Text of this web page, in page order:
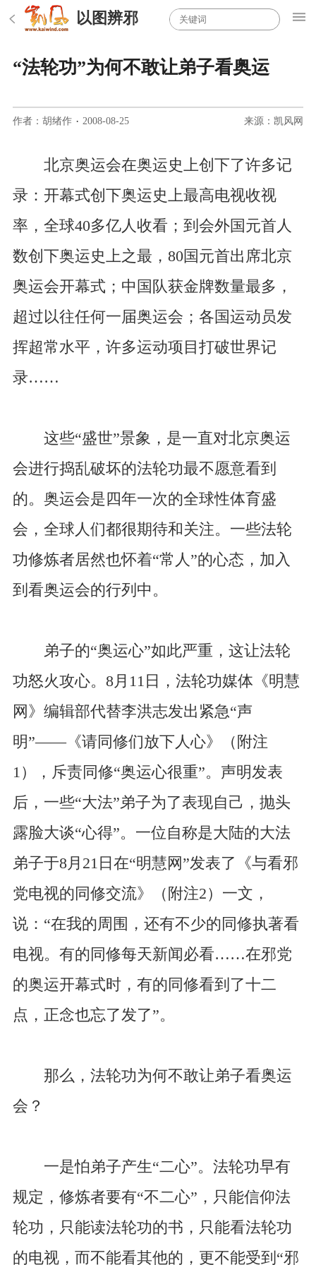
以图辨邪
“法轮功”为何不敢让弟子看奥运
作者：胡绪作 · 2008-08-25 来源：凯风网
北京奥运会在奥运史上创下了许多记
录：开幕式创下奥运史上最高电视收视
率，全球40多亿人收看；到会外国元首人
数创下奥运史上之最，80国元首出席北京
奥运会开幕式；中国队获金牌数量最多，
超过以往任何一届奥运会；各国运动员发
挥超常水平，许多运动项目打破世界记
录……
这些“盛世”景象，是一直对北京奥运
会进行捣乱破坏的法轮功最不愿意看到
的。奥运会是四年一次的全球性体育盛
会，全球人们都很期待和关注。一些法轮
功修炼者居然也怀着“常人”的心态，加入
到看奥运会的行列中。
弟子的“奥运心”如此严重，这让法轮
功怒火攻心。8月11日，法轮功媒体《明慧
网》编辑部代替李洪志发出紧急“声
明”——《请同修们放下人心》（附注
1），斥责同修“奥运心很重”。声明发表
后，一些“大法”弟子为了表现自己，抛头
露脸大谈“心得”。一位自称是大陆的大法
弟子于8月21日在“明慧网”发表了《与看邪
党电视的同修交流》（附注2）一文，
说：“在我的周围，还有不少的同修执著看
电视。有的同修每天新闻必看……在邪党
的奥运开幕式时，有的同修看到了十二
点，正念也忘了发了”。
那么，法轮功为何不敢让弟子看奥运
会？
一是怕弟子产生“二心”。法轮功早有
规定，修炼者要有“不二心”，只能信仰法
轮功，只能读法轮功的书，只能看法轮功
的电视，而不能看其他的，更不能受到“邪